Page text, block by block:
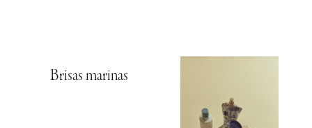
Brisas marinas